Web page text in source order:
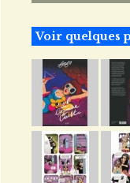
Voir quelques